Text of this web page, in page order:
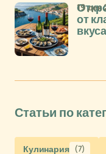
от
вкуса
19 дек
Статьи по
Кулинария (7)